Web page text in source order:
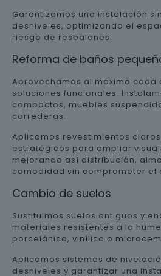
Garantizamos una instalación
desniveles, optimizando el
riesgo de resbalones.
Reforma de baños
Aprovechamos al máximo cada
soluciones funcionales.
compactos, muebles
correderas.
Aplicamos revestimientos
estratégicos para ampliar
mejorando así distribución,
comodidad sin comprometer el
Cambio de suelos
Sustituimos suelos antiguos y
materiales resistentes a la
porcelánico, vinílico o
Aplicamos sistemas de
desniveles y garantizar una